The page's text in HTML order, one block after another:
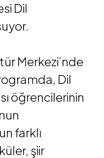
Dil
Merkezi’nde
Dil
öğrencilerinin
farklı
şiir